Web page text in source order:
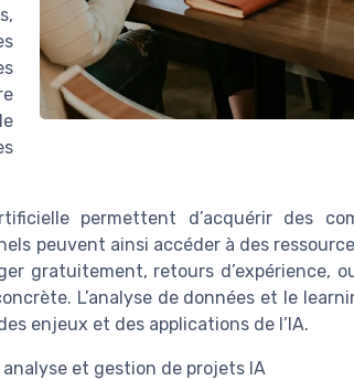
permettent d’acquérir des
peuvent ainsi accéder à des
gratuitement, retours d’expérience,
L’analyse de données et le
enjeux et des applications de l’IA.
et gestion de projets IA